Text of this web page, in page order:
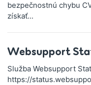
bezpečnostnú chybu
získať...
Websupport
Služba Websupport
https://